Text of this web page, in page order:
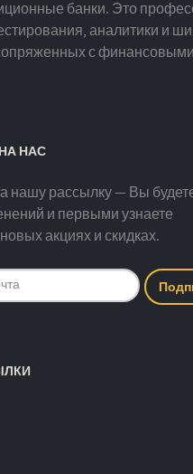
банки. Это
аналитики и
с финансовыми
НАС
нашу рассылку — Вы
и первыми узнаете
акциях и скидках.